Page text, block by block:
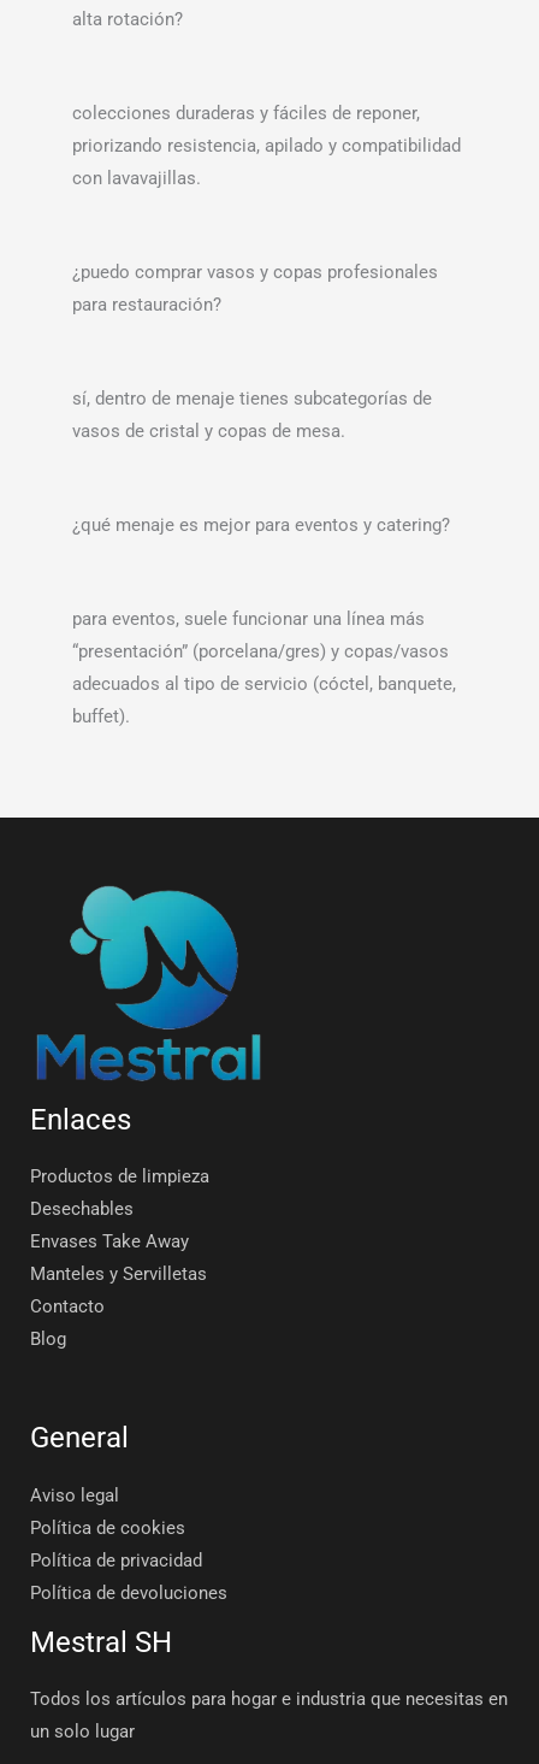
alta rotación?
colecciones duraderas y fáciles de reponer,
priorizando resistencia, apilado y compatibilidad
con lavavajillas.
¿puedo comprar vasos y copas profesionales
para restauración?
sí, dentro de menaje tienes subcategorías de
vasos de cristal y copas de mesa.
¿qué menaje es mejor para eventos y catering?
para eventos, suele funcionar una línea más
“presentación” (porcelana/gres) y copas/vasos
adecuados al tipo de servicio (cóctel, banquete,
buffet).
Enlaces
Productos de limpieza
Desechables
Envases Take Away
Manteles y Servilletas
Contacto
Blog
General
Aviso legal
Política de cookies
Política de privacidad
Política de devoluciones
Mestral SH
Todos los artículos para hogar e industria que necesitas en
un solo lugar